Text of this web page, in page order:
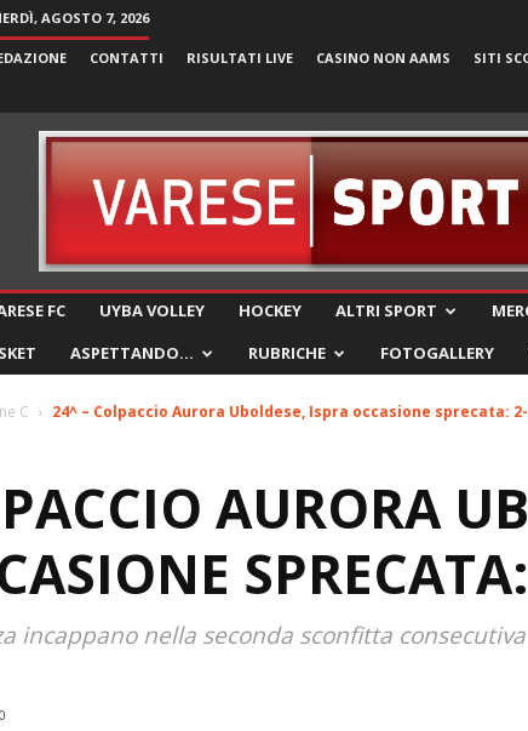
AGOSTO 7, 2026
CONTATTI RISULTATI LIVE CASINO NON AAMS SITI
FC UYBA VOLLEY HOCKEY ALTRI SPORT
ASPETTANDO… RUBRICHE FOTOGALLERY
C 24^ – Colpaccio Aurora Uboldese, Ispra occasione sprecata:
AURORA
incappano nella seconda sconfitta
0